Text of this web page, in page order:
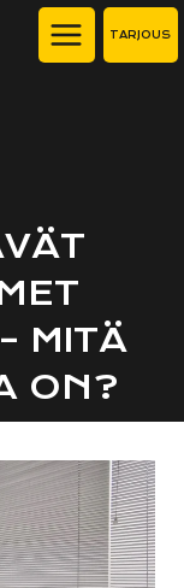
TARJOUS
MITÄ
ON?